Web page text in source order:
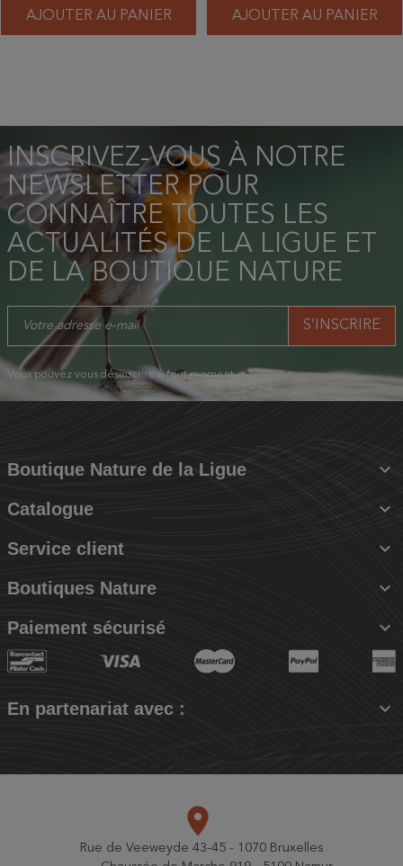
AJOUTER AU PANIER AJOUTER AU PANIER
INSCRIVEZ-VOUS À NOTRE
NEWSLETTER POUR
CONNAÎTRE TOUTES LES
ACTUALITÉS DE LA LIGUE ET
DE LA BOUTIQUE NATURE
Vous pouvez vous désinscrire à tout moment.
Boutique Nature de la Ligue 
Catalogue 
Service client 
Boutiques Nature 
Paiement sécurisé 
En partenariat avec : 
place
Rue de Veeweyde 43-45 - 1070 Bruxelles